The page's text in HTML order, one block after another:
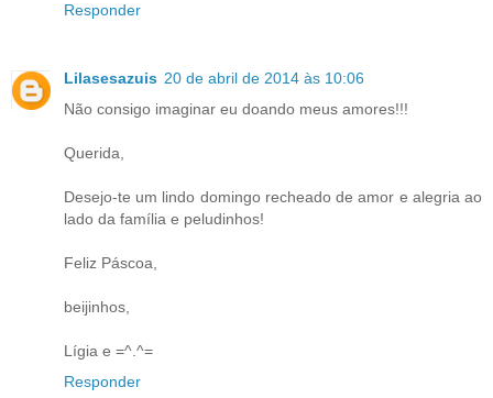
Responder
Lilasesazuis 20 de abril de 2014 às 10:06
Não consigo imaginar eu doando meus amores!!!
Querida,
Desejo-te um lindo domingo recheado de amor e alegria ao
lado da família e peludinhos!
Feliz Páscoa,
beijinhos,
Lígia e =^.^=
Responder